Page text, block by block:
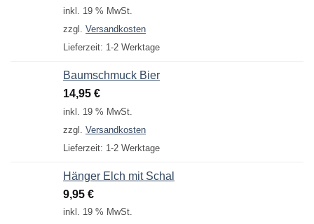
inkl. 19 % MwSt.
zzgl. Versandkosten
Lieferzeit: 1-2 Werktage
Baumschmuck Bier
14,95 €
inkl. 19 % MwSt.
zzgl. Versandkosten
Lieferzeit: 1-2 Werktage
Hänger Elch mit Schal
9,95 €
inkl. 19 % MwSt.